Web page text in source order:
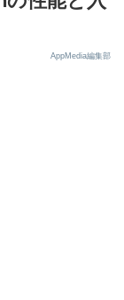
AppMedia編集部